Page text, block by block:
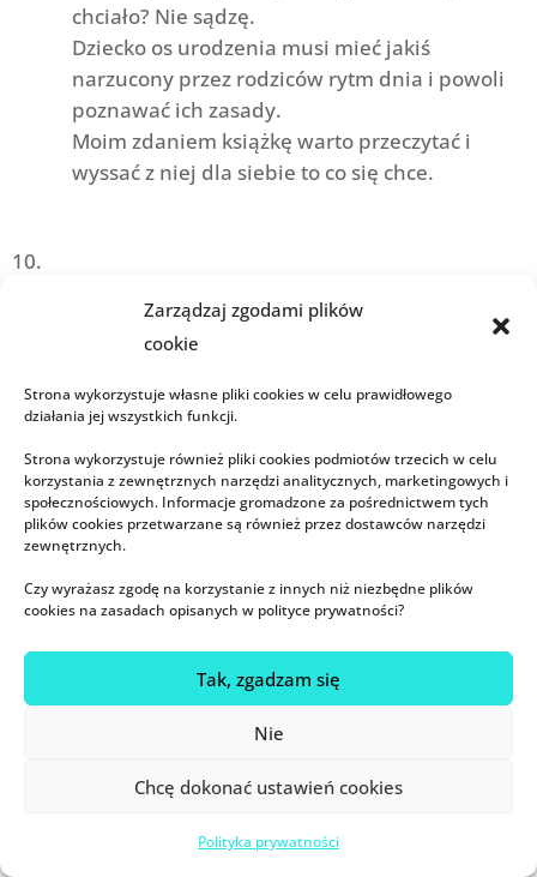
Zarządzaj zgodami plików
cookie
Strona wykorzystuje własne pliki cookies w celu prawidłowego
działania jej wszystkich funkcji.
Strona wykorzystuje również pliki cookies podmiotów trzecich w celu
korzystania z zewnętrznych narzędzi analitycznych, marketingowych i
społecznościowych. Informacje gromadzone za pośrednictwem tych
plików cookies przetwarzane są również przez dostawców narzędzi
zewnętrznych.
Czy wyrażasz zgodę na korzystanie z innych niż niezbędne plików
cookies na zasadach opisanych w polityce prywatności?
Tak, zgadzam się
Nie
Chcę dokonać ustawień cookies
Polityka prywatności
chciało? Nie sądzę.
Dziecko os urodzenia musi mieć jakiś
narzucony przez rodziców rytm dnia i powoli
poznawać ich zasady.
Moim zdaniem książkę warto przeczytać i
wyssać z niej dla siebie to co się chce.
Pani Magdo, piszę ten komentarz o 4.00 nad
czterotygodniowe dziecię (na żądanie) 😉
Świetne wpisy o książce, dziękuje 🙂 W ciąży
przeczytałam tą książkę i byłam mocno
przerażona po porodzie, że właściwie wszystko
u nas dzieje się niezgodnie z zaleceniami pani
Hogg. Jest karmienie na żądanie, jest noszenie,
przytulanie i kołysanie po nocach, jest
zasypianie na piersi- nie ma za to łatwego
planu. Potem wyluzowałam i zdałam się na
intuicje a nie na te porady. I jest dobrze 🙂 Ta
książka wg mnie to jakiś chory przewodnik po
tresurze noworodków i niemowlaków, ale do
Dziękuje za głos rozsądku i świetne
wypunktowanie tych absurdów 🙂 pozdrawiam